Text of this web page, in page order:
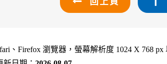
、Firefox 瀏覽器，螢幕解析度 1024 X 768 px